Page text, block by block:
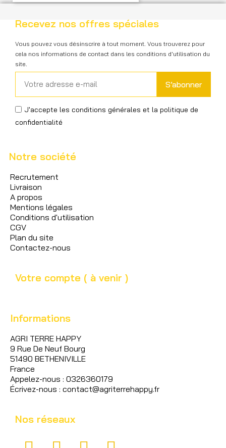
Recevez nos offres spéciales
Vous pouvez vous désinscrire à tout moment. Vous trouverez pour
cela nos informations de contact dans les conditions d'utilisation du
site.
S’abonner
J'accepte les conditions générales et la politique de
confidentialité
Notre société
Recrutement
Livraison
A propos
Mentions légales
Conditions d'utilisation
CGV
Plan du site
Contactez-nous
Votre compte ( à venir )
Informations
AGRI TERRE HAPPY
9 Rue De Neuf Bourg
51490 BETHENIVILLE
France
Appelez-nous : 0326360179
Écrivez-nous : contact@agriterrehappy.fr
Nos réseaux